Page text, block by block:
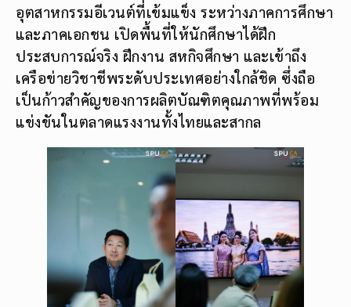
อุตสาหกรรมอีเวนต์ที่เข้มแข็ง ระหว่างภาคการศึกษา
และภาคเอกชน เปิดพื้นที่ให้นักศึกษาได้ฝึก
ประสบการณ์จริง ฝึกงาน สหกิจศึกษา และเข้าถึง
เครือข่ายวิชาชีพระดับประเทศอย่างใกล้ชิด ซึ่งถือ
เป็นก้าวสำคัญของการผลิตบัณฑิตคุณภาพที่พร้อม
แข่งขันในตลาดแรงงานทั้งไทยและสากล